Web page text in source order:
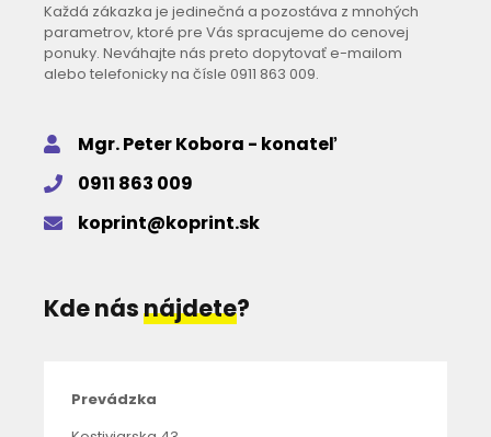
Každá zákazka je jedinečná a pozostáva z mnohých
parametrov, ktoré pre Vás spracujeme do cenovej
ponuky. Neváhajte nás preto dopytovať e-mailom
alebo telefonicky na čísle 0911 863 009.
Mgr. Peter Kobora - konateľ
0911 863 009
koprint@koprint.sk
Kde násnájdete?
Prevádzka